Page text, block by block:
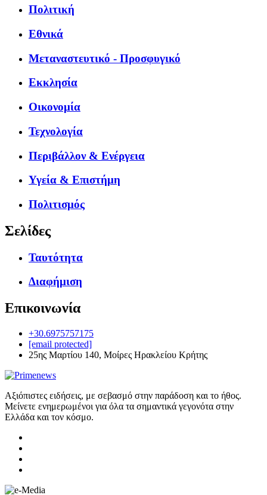
Πολιτική
Εθνικά
Μεταναστευτικό - Προσφυγικό
Εκκλησία
Οικονομία
Τεχνολογία
Περιβάλλον & Ενέργεια
Υγεία & Επιστήμη
Πολιτισμός
Σελίδες
Ταυτότητα
Διαφήμιση
Επικοινωνία
+30.6975757175
[email protected]
25ης Μαρτίου 140, Μοίρες Ηρακλείου Κρήτης
Αξιόπιστες ειδήσεις, με σεβασμό στην παράδοση και το ήθος.
Μείνετε ενημερωμένοι για όλα τα σημαντικά γεγονότα στην
Ελλάδα και τον κόσμο.